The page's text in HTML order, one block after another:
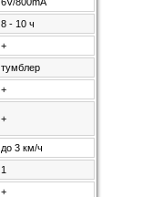
8 - 10 ч
+
тумблер
+
+
до 3 км/ч
1
+